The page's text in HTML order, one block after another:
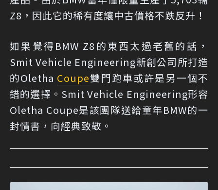
Z8，因此它的稀有度讓中古價格不跌反升！
如果覺得BMW Z8的東西太過老舊的話，
Smit Vehicle Engineering新創公司所打造
的Oletha Coupe雙門跑車或許是另一個不
錯的選擇。Smit Vehicle Engineering形容
Oletha Coupe是該團隊送給童年BMW的一
封情書，向經典致敬。